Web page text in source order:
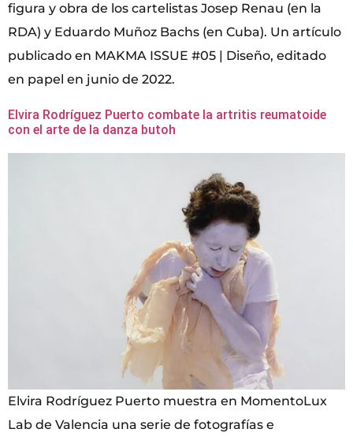
figura y obra de los cartelistas Josep Renau (en la
RDA) y Eduardo Muñoz Bachs (en Cuba). Un artículo
publicado en MAKMA ISSUE #05 | Diseño, editado
en papel en junio de 2022.
Elvira Rodríguez Puerto combate la artritis reumatoide
con el arte de la danza butoh
Elvira Rodríguez Puerto muestra en MomentoLux
Lab de Valencia una serie de fotografías e